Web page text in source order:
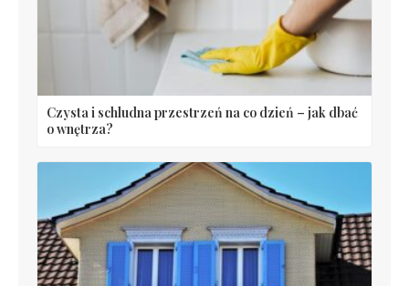
Czysta i schludna przestrzeń na co dzień – jak dbać
o wnętrza?